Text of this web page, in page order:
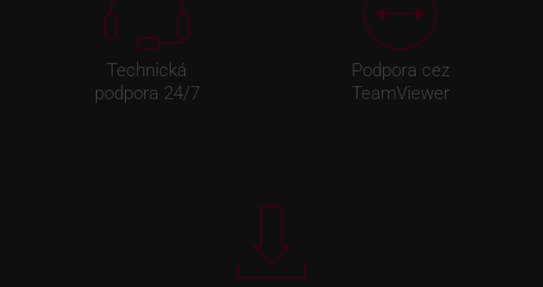
Technická
podpora 24/7
Podpora cez
TeamViewer